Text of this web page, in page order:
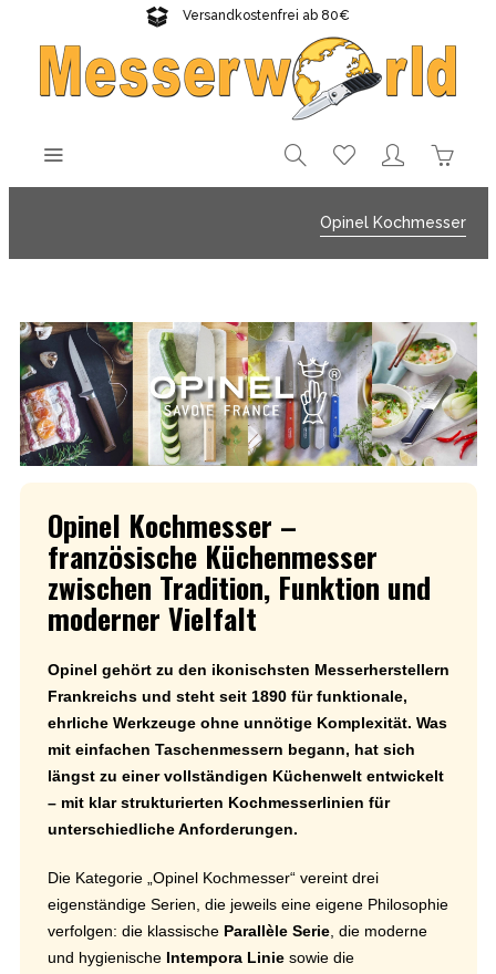
Versandkostenfrei ab 80€
Gratisversand sichern!
Opinel Kochmesser
Opinel Kochmesser –
französische Küchenmesser
zwischen Tradition, Funktion und
moderner Vielfalt
Opinel gehört zu den ikonischsten Messerherstellern
Frankreichs und steht seit 1890 für funktionale,
ehrliche Werkzeuge ohne unnötige Komplexität. Was
mit einfachen Taschenmessern begann, hat sich
längst zu einer vollständigen Küchenwelt entwickelt
– mit klar strukturierten Kochmesserlinien für
unterschiedliche Anforderungen.
Die Kategorie „Opinel Kochmesser“ vereint drei
eigenständige Serien, die jeweils eine eigene Philosophie
verfolgen: die klassische Parallèle Serie, die moderne
und hygienische Intempora Liniesowie die